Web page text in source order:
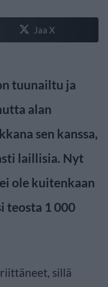
Jaa X
tuunailtu ja
alan
sen kanssa,
laillisia. Nyt
ole kuitenkaan
teosta 1 000
sillä